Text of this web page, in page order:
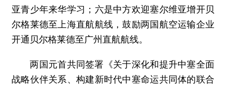
亚青少年来华学习；六是中方欢迎塞尔维亚增开贝
尔格莱德至上海直航航线，鼓励两国航空运输企业
开通贝尔格莱德至广州直航航线。
两国元首共同签署《关于深化和提升中塞全面
战略伙伴关系、构建新时代中塞命运共同体的联合